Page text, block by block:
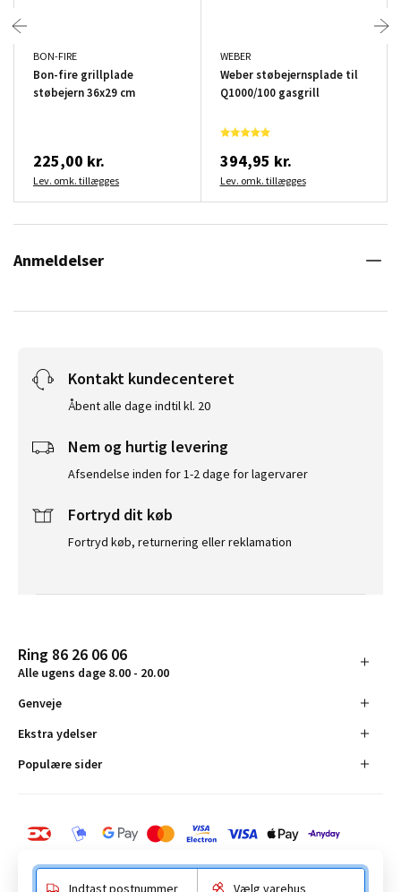
BON-FIRE
Bon-fire grillplade
støbejern 36x29 cm
225,00 kr.
Lev. omk. tillægges
WEBER
Weber støbejernsplade til
Q1000/100 gasgrill
394,95 kr.
Lev. omk. tillægges
Anmeldelser
Kontakt kundecenteret
Åbent alle dage indtil kl. 20
Nem og hurtig levering
Afsendelse inden for 1-2 dage for lagervarer
Fortryd dit køb
Fortryd køb, returnering eller reklamation
Ring 86 26 06 06
Alle ugens dage 8.00 - 20.00
Genveje
Ekstra ydelser
Populære sider
Indtast postnummer Vælg varehus